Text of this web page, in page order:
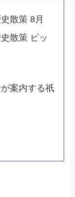
散策 8月
散策 ピッ
案内する祇